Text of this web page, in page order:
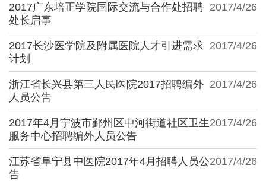
2017/4/26
2017广东培正学院国际交流与合作处招聘
处长启事
2017/4/26
2017长沙医学院及附属医院人才引进需求
计划
2017/4/26
浙江省长兴县第三人民医院2017招聘编外
人员公告
2017/4/26
2017年4月宁波市鄞州区中河街道社区卫生
服务中心招聘编外人员公告
2017/4/26
江苏省阜宁县中医院2017年4月招聘人员公
告